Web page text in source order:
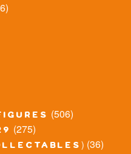
(506)
(275)
(36)